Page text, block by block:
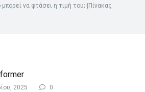
να φτάσει η τιμή του; {Πίνακας
2025 0